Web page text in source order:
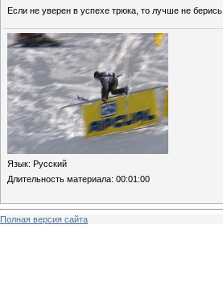
Если не уверен в успехе трюка, то лучше не берись.
Язык: Русский
Длительность материала: 00:01:00
Полная версия сайта